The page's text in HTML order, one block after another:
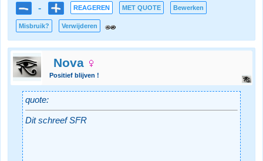
- REAGEREN MET QUOTE Bewerken
Misbruik? Verwijderen
Nova
Positief blijven !
quote:
Dit schreef SFR